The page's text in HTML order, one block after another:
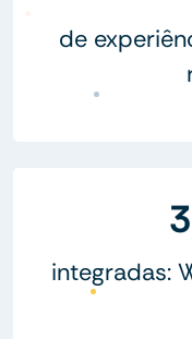
de
integradas: